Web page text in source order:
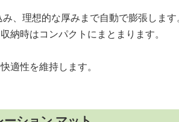
、理想的な厚みまで自動で膨張します
納時はコンパクトにまとまります。
適性を維持します。